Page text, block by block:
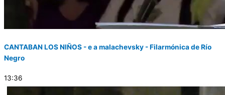
CANTABAN LOS NIÑOS - e a malachevsky - Filarmónica de Río
Negro
13:36